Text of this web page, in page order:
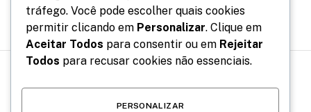
tráfego. Você pode escolher quais cookies
permitir clicando em Personalizar. Clique em
Aceitar Todos para consentir ou em Rejeitar
Todos para recusar cookies não essenciais.
PERSONALIZAR